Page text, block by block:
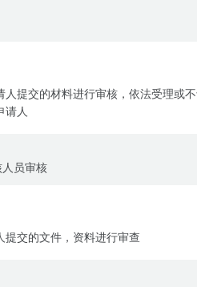
人提交的材料进行审核，依法受理或
请人
员审核
提交的文件，资料进行审查